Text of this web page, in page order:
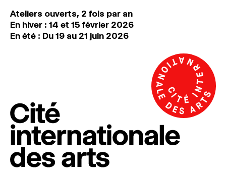
Ateliers ouverts, 2 fois par an
En hiver : 14 et 15 février 2026
En été : Du 19 au 21 juin 2026